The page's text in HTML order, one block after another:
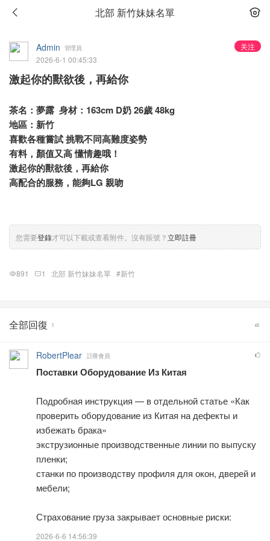
北部 新竹妹妹名單
关注
Admin 管理員
2026-6-1 00:45:33
激起你的獸欲後，再給你
茶名：夢露 身材：163cm D奶 26歲 48kg
地區：新竹
喜歡各種嘗試 挑戰不同高難度姿勢
有料，顏值又高 懂情趣哦！
激起你的獸欲後，再給你
高配合的服務，能夠LG 親吻
您需要登錄才可以下載或查看附件。沒有賬號？立即註冊
891 1 北部 新竹妹妹名單 #新竹
全部回復 1
RobertPlear 註冊會員
Поставки Оборудование Из Китая
Подробная инструкция — в отдельной статье «Как
проверить оборудование из Китая на дефекты и
избежать брака»
экструзионные производственные линии по выпуску
пленки;
станки по производству профиля для окон, дверей и
мебели;
Страхование груза закрывает основные риски:
2026-6-6 14:56:39